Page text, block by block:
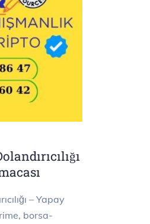
– Yapay
borsa-